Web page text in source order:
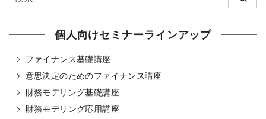
個人向けセミナーラインアップ
ファイナンス基礎講座
意思決定のためのファイナンス講座
財務モデリング基礎講座
財務モデリング応用講座